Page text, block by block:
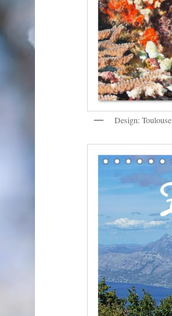
Design: Toulouse